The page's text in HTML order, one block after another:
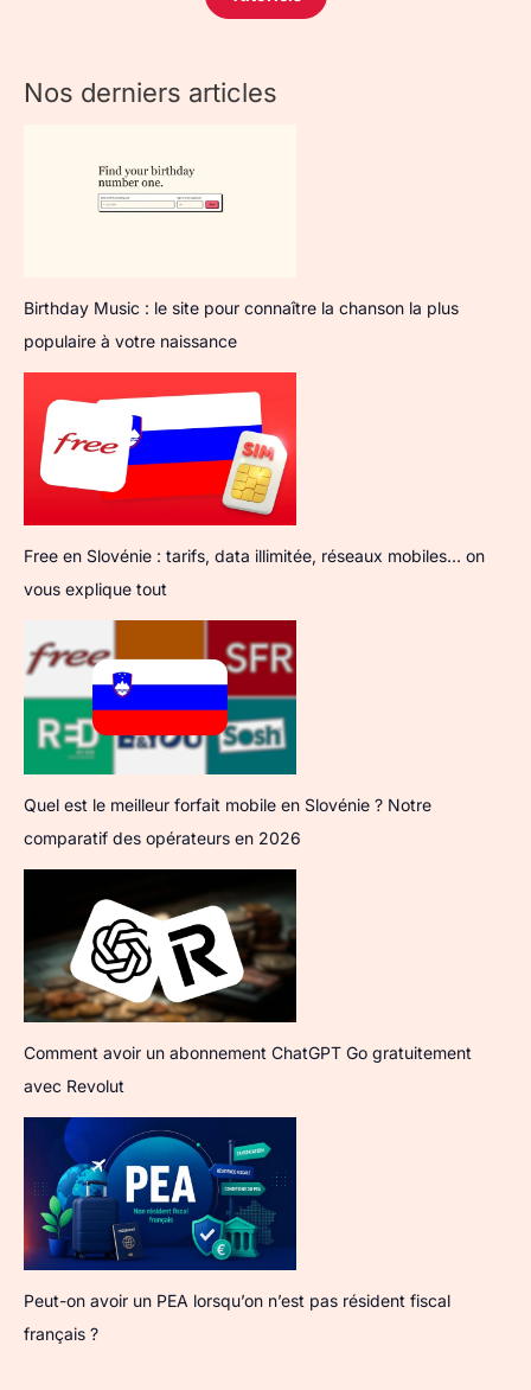
Nos derniers articles
Birthday Music : le site pour connaître la chanson la plus
populaire à votre naissance
Free en Slovénie : tarifs, data illimitée, réseaux mobiles… on
vous explique tout
Quel est le meilleur forfait mobile en Slovénie ? Notre
comparatif des opérateurs en 2026
Comment avoir un abonnement ChatGPT Go gratuitement
avec Revolut
Peut-on avoir un PEA lorsqu’on n’est pas résident fiscal
français ?